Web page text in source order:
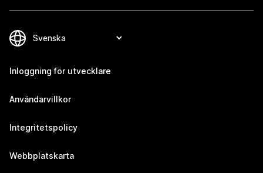
Inloggning för utvecklare
Användarvillkor
Integritetspolicy
Webbplatskarta